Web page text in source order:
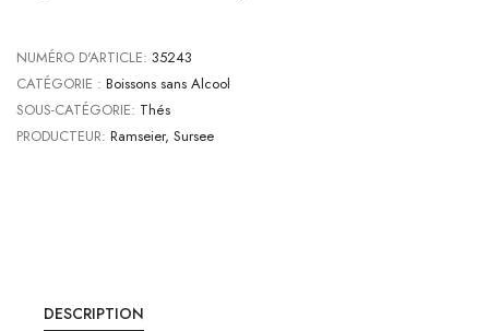
NUMÉRO D'ARTICLE: 35243
CATÉGORIE : Boissons sans Alcool
SOUS-CATÉGORIE: Thés
PRODUCTEUR: Ramseier, Sursee
DESCRIPTION